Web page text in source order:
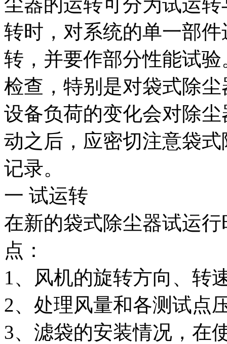
尘器的运转可分为试运
转时，对系统的单一部
转，并要作部分性能试
检查，特别是对袋式除
设备负荷的变化会对除
动之后，应密切注意袋
记录。
一 试运转
在新的袋式除尘器试运
点：
1、风机的旋转方向、转
2、处理风量和各测试点
3、滤袋的安装情况，在